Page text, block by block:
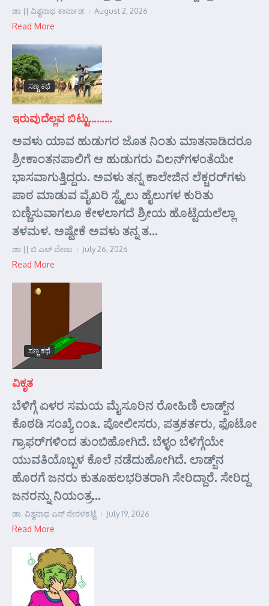
ಡಾ || ವಿಶ್ವನಾಥ ಕಾರ್ನಾಡ August 2, 2026
Read More
ಸಣ್ಣ ಕಥೆ
ಇರುವುದೆಲ್ಲವ ಬಿಟ್ಟು………
ಅವಳು ಯಾವ ಹುಡುಗರ ಜೊತ ನಿಂತು ಮಾತನಾಡಿದರೂ
ಶ್ರೀಕಾಂತನಪಾಲಿಗೆ ಆ ಹುಡುಗರು ವಿಲನ್‌ಗಳಂತೆಯೇ
ಭಾಸವಾಗುತ್ತಿದ್ದರು. ಅವಳು ತನ್ನ ಕಾಲೇಜಿನ ಲೆಕ್ಚರರ್‌ಗಳು
ಪಾಠ ಮಾಡುವ ವೈಖರಿ ಸ್ಟೈಲು ಹೈಲುಗಳ ಕುರಿತು
ಬಣ್ಣಿಸುವಾಗಲೂ ಕೇಳಲಾಗದೆ ಶ್ರೀಯ ಹೊಟ್ಟೆಯಲೆಲ್ಲಾ
ತಳಮಳ. ಅಷ್ಟೇಕೆ ಅವಳು ತನ್ನ ತ...
ಡಾ || ಬಿ ಎಲ್ ವೇಣು July 26, 2026
Read More
ಸಣ್ಣ ಕಥೆ
ವಿಕೃತ
ಬೆಳಿಗ್ಗೆ ಏಳರ ಸಮಯ ಮೈಸೂರಿನ ರೋಹಿಣಿ ಲಾಡ್ಜ್‌ನ
ಕೊಠಡಿ ಸಂಖ್ಯೆ ೧೦೩. ಪೋಲೀಸರು, ಪತ್ರಕರ್ತರು, ಫೊಟೋ
ಗ್ರಾಫರ್‌ಗಳಿಂದ ತುಂಬಿಹೋಗಿದೆ. ಬೆಳ್ಳಂ ಬೆಳಿಗ್ಗೆಯೇ
ಯುವತಿಯೊಬ್ಬಳ ಕೊಲೆ ನಡೆದುಹೋಗಿದೆ. ಲಾಡ್ಜ್‌ನ
ಹೊರಗೆ ಜನರು ಕುತೂಹಲಭರಿತರಾಗಿ ಸೇರಿದ್ದಾರೆ. ಸೇರಿದ್ದ
ಜನರನ್ನು ನಿಯಂತ್ರ...
ಡಾ. ವಿಶ್ವನಾಥ ಎನ್ ನೇರಳಕಟ್ಟೆ July 19, 2026
Read More